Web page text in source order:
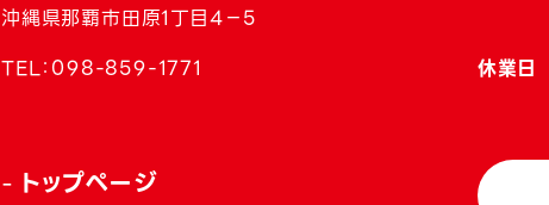
沖縄県那覇市田原1丁目4−5
TEL： 098-859-1771
休業日
トップページ